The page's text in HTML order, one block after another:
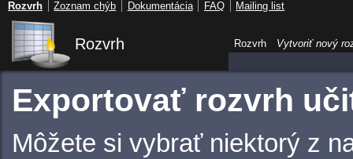
Rozvrh
Exportovať rozvrh
Môžete si vybrať niektorý z
Rozvrh Vytvoriť nový
Rozvrh Zoznam chýb Dokumentácia FAQ Mailing list